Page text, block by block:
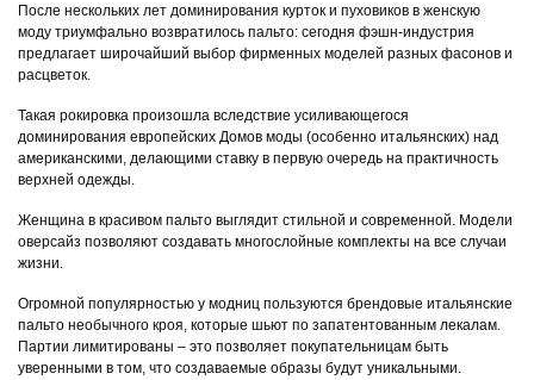
После нескольких лет доминирования курток и пуховиков в женскую
моду триумфально возвратилось пальто: сегодня фэшн-индустрия
предлагает широчайший выбор фирменных моделей разных фасонов и
расцветок.
Такая рокировка произошла вследствие усиливающегося
доминирования европейских Домов моды (особенно итальянских) над
американскими, делающими ставку в первую очередь на практичность
верхней одежды.
Женщина в красивом пальто выглядит стильной и современной. Модели
оверсайз позволяют создавать многослойные комплекты на все случаи
жизни.
Огромной популярностью у модниц пользуются брендовые итальянские
пальто необычного кроя, которые шьют по запатентованным лекалам.
Партии лимитированы – это позволяет покупательницам быть
уверенными в том, что создаваемые образы будут уникальными.